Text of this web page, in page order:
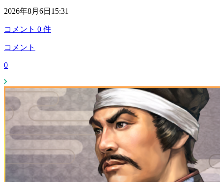
2026年8月6日15:31
コメント 0 件
コメント
0